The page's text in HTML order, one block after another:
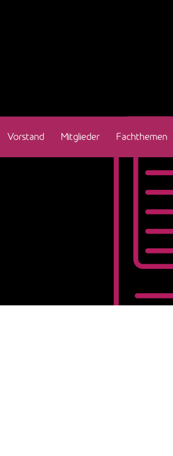
Vorstand Mitglieder Fachthemen